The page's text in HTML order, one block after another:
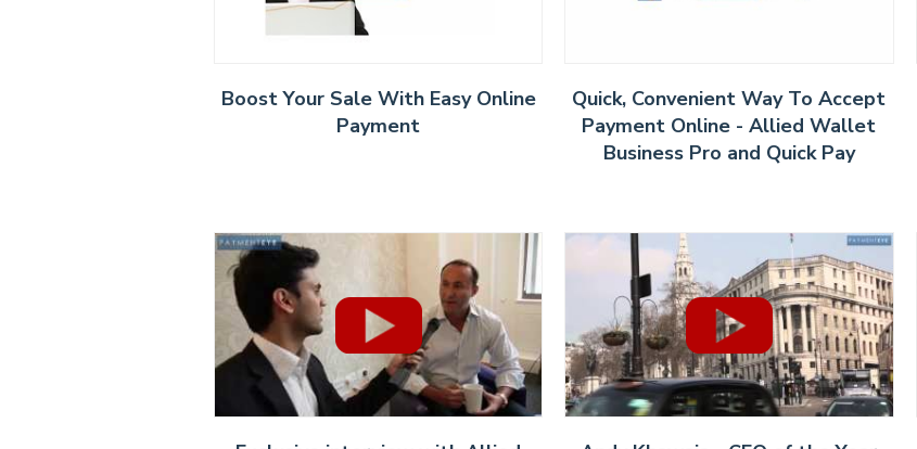
Boost Your Sale With Easy Online
Payment
Quick, Convenient Way To Accept
Payment Online - Allied Wallet
Business Pro and Quick Pay